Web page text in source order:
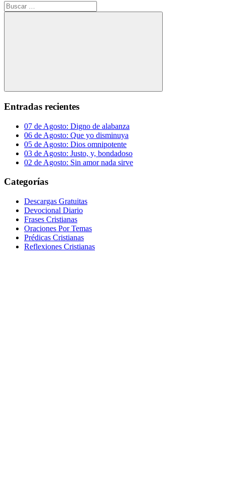
Buscar:
Buscar
Entradas recientes
07 de Agosto: Digno de alabanza
06 de Agosto: Que yo disminuya
05 de Agosto: Dios omnipotente
03 de Agosto: Justo, y, bondadoso
02 de Agosto: Sin amor nada sirve
Categorías
Descargas Gratuitas
Devocional Diario
Frases Cristianas
Oraciones Por Temas
Prédicas Cristianas
Reflexiones Cristianas